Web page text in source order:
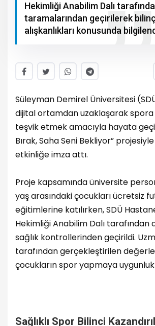
Hekimliği Anabilim Dalı
taramalarından geçirilerek
alışkanlıkları konusunda
Süleyman Demirel Üniversitesi
dijital ortamdan uzaklaşarak
teşvik etmek amacıyla hayata
Bırak, Saha Seni Bekliyor”
etkinliğe imza attı.
Proje kapsamında üniversite
yaş arasındaki çocukları ücretsiz
eğitimlerine katılırken, SDÜ
Hekimliği Anabilim Dalı tarafından
sağlık kontrollerinden geçirildi.
tarafından gerçekleştirilen
çocukların spor yapmaya
Sağlıklı Spor Bilinci